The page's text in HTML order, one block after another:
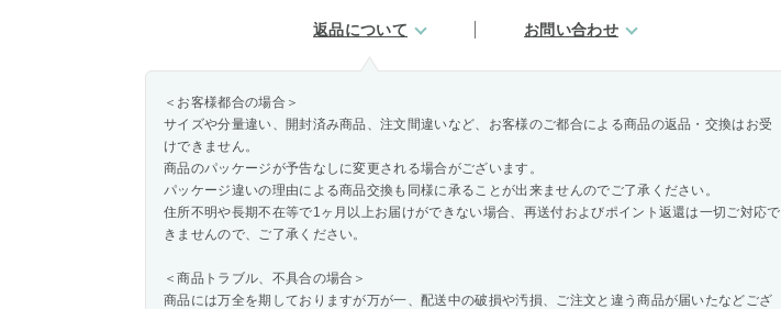
返品について お問い合わせ
＜お客様都合の場合＞
サイズや分量違い、開封済み商品、注文間違いなど、お客様のご都合による商品の返品・交換はお受
けできません。
商品のパッケージが予告なしに変更される場合がございます。
パッケージ違いの理由による商品交換も同様に承ることが出来ませんのでご了承ください。
住所不明や長期不在等で1ヶ月以上お届けができない場合、再送付およびポイント返還は一切ご対応で
きませんので、ご了承ください。
＜商品トラブル、不具合の場合＞
商品には万全を期しておりますが万が一、配送中の破損や汚損、ご注文と違う商品が届いたなどござ